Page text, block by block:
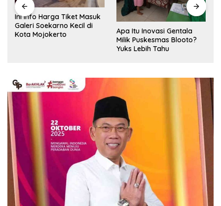
Ini Info Harga Tiket Masuk
Galeri Soekarno Kecil di
Kota Mojokerto
Apa Itu Inovasi Gentala
Milik Puskesmas Blooto?
Yuks Lebih Tahu